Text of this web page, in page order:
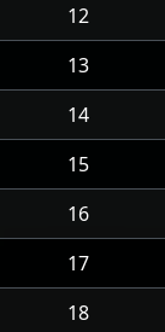
12
13
14
15
16
17
18